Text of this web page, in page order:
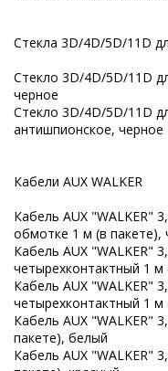
Стекла 3D/4D/5D/11D
Стекло 3D/4D/5D/11D
черное
Стекло 3D/4D/5D/11D
антишпионское, черное
Кабели AUX WALKER
Кабель AUX "WALKER"
обмотке 1 м (в пакете),
Кабель AUX "WALKER"
четырехконтактный 1 м
Кабель AUX "WALKER"
четырехконтактный 1 м
Кабель AUX "WALKER"
пакете), белый
Кабель AUX "WALKER"